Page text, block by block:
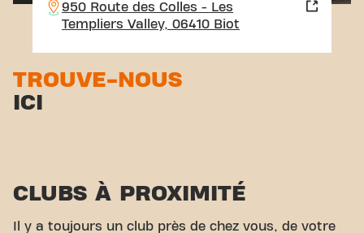
950 Route des Colles - Les
Templiers Valley, 06410 Biot
TROUVE-NOUS
ICI
CLUBS À PROXIMITÉ
Il y a toujours un club près de chez vous, de votre